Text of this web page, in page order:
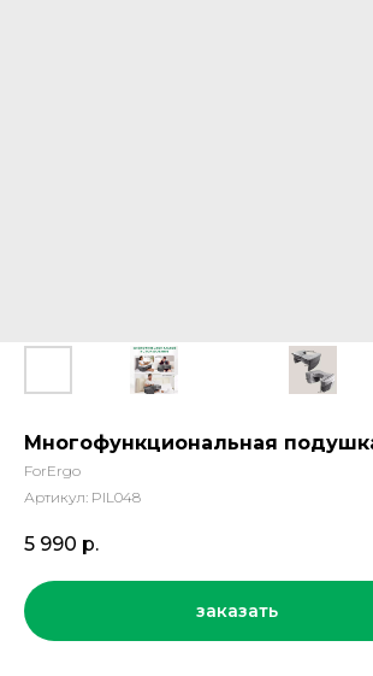
Многофункциональная
ForErgo
Артикул: PIL048
5 990 р.
заказать